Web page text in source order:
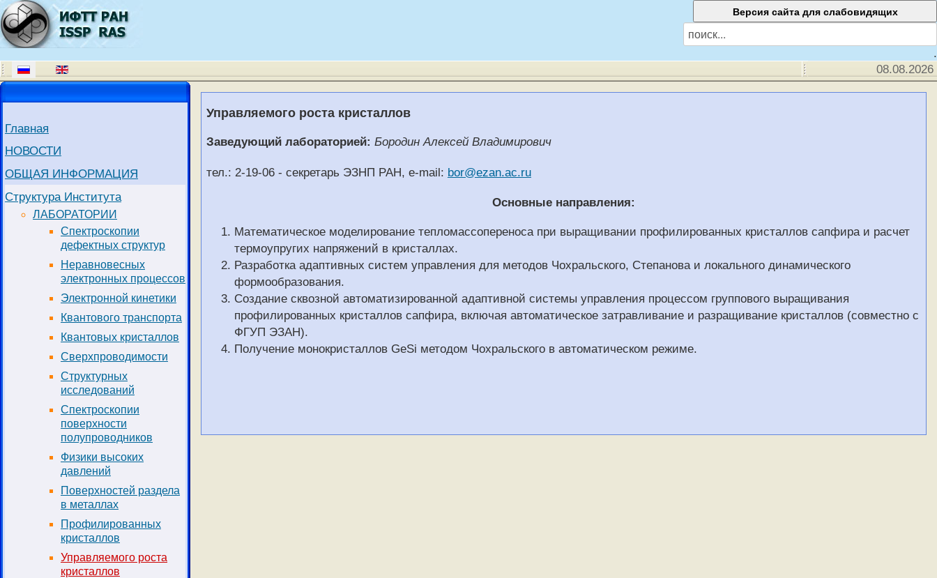
.
08.08.2026
Главная
НОВОСТИ
ОБЩАЯ ИНФОРМАЦИЯ
Структура Института
ЛАБОРАТОРИИ
Спектроскопии
дефектных структур
Неравновесных
электронных процессов
Электронной кинетики
Квантового транспорта
Квантовых кристаллов
Сверхпроводимости
Структурных
исследований
Спектроскопии
поверхности
полупроводников
Физики высоких
давлений
Поверхностей раздела
в металлах
Профилированных
кристаллов
Управляемого роста
кристаллов
Управляемого роста кристаллов
Заведующий лабораторией: Бородин Алексей Владимирович
тел.: 2-19-06 - секретарь ЭЗНП РАН, e-mail: bor@ezan.ac.ru
Основные направления:
Математическое моделирование тепломассопереноса при выращивании профилированных кристаллов сапфира и расчет
термоупругих напряжений в кристаллах.
Разработка адаптивных систем управления для методов Чохральского, Степанова и локального динамического
формообразования.
Создание сквозной автоматизированной адаптивной системы управления процессом группового выращивания
профилированных кристаллов сапфира, включая автоматическое затравливание и разращивание кристаллов (совместно с
ФГУП ЭЗАН).
Получение монокристаллов GeSi методом Чохральского в автоматическом режиме.